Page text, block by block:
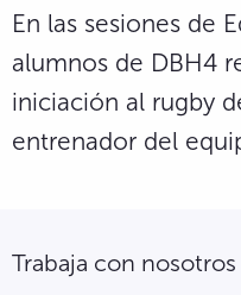
En las sesiones de
alumnos de DBH4
iniciación al rugby
entrenador del
Trabaja con nosotros